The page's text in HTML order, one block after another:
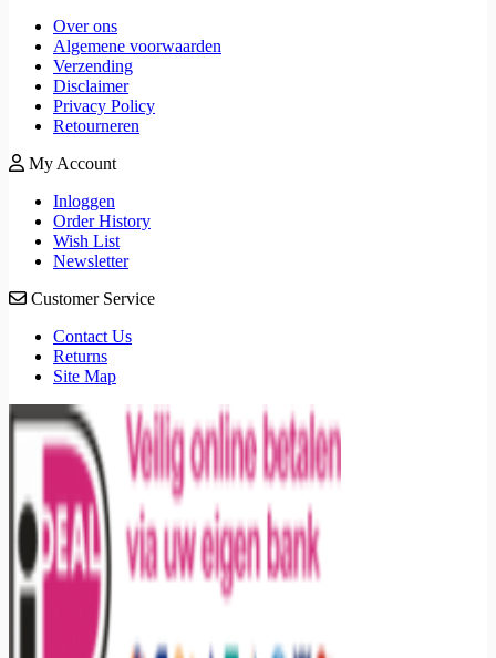
Over ons
Algemene voorwaarden
Verzending
Disclaimer
Privacy Policy
Retourneren
My Account
Inloggen
Order History
Wish List
Newsletter
Customer Service
Contact Us
Returns
Site Map